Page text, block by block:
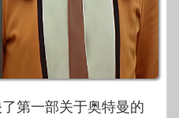
第一部关于奥特曼的